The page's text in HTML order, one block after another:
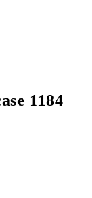
1184